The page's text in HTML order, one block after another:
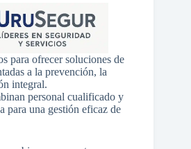
para ofrecer soluciones de
a la prevención, la
integral.
personal cualificado y
para una gestión eficaz de